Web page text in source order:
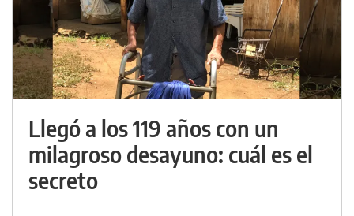
Llegó a los 119 años con un
milagroso desayuno: cuál es el
secreto